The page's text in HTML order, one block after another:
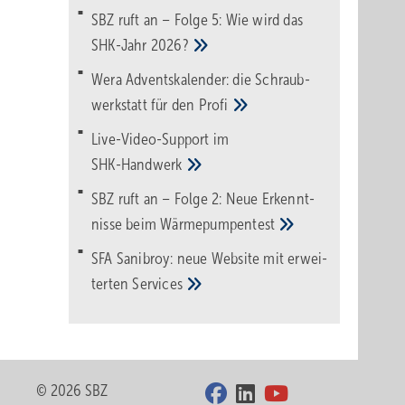
SBZ ruft an – Folge 5: Wie wird das
SHK-Jahr 2026?
Wera Adventskalender: die Schraub­
werk­statt für den Pro­fi
Live-Video-Support im
SHK-Handwerk
SBZ ruft an – Folge 2: Neue Erkennt­
nisse beimWärme­pumpen­test
SFA Sanibroy: neue Web­site mit erwei­
tertenServices
© 2026 SBZ